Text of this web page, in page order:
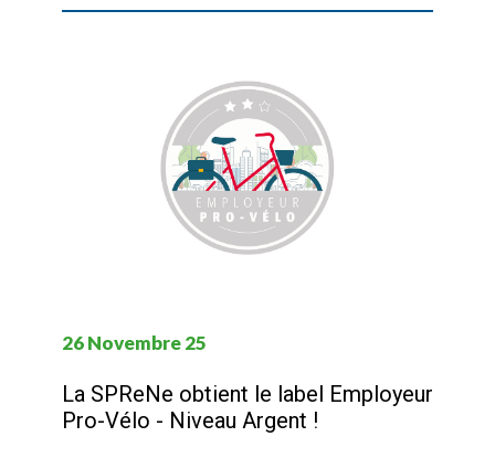
26 Novembre 25
La SPReNe obtient le label Employeur
Pro-Vélo - Niveau Argent !